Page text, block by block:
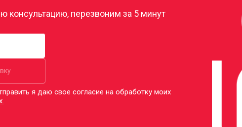
консультацию, перезвоним за 5 минут
я даю свое согласие на обработку моих